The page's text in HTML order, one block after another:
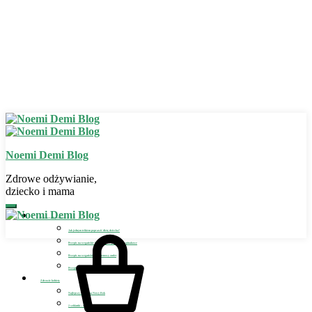
Noemi Demi Blog
Zdrowe odżywianie,
dziecko i mama
Zdrowe odżywianie
Jak jednym trikiem poprawić dietę dziecka?
Przepis na wegańskie bezglutenowe placuszki szpinakowe
Przepis na wegański bezglutenowy omlet
Przepis na wegańskie lody dla dziecka
Zdrowie kobiety
Najlepszy detoks na Nowy Rok
2 szklanki – sposób na detoks i odchudzanie